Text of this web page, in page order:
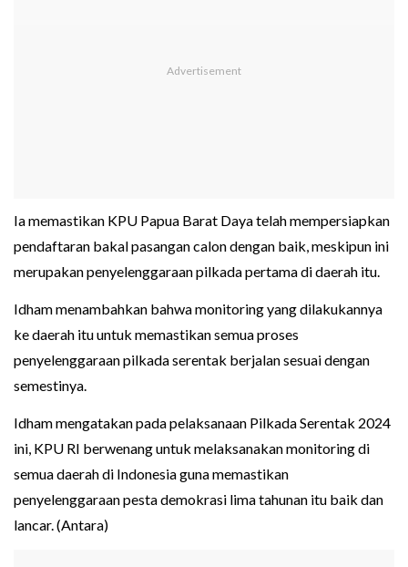
Ia memastikan KPU Papua Barat Daya telah mempersiapkan
pendaftaran bakal pasangan calon dengan baik, meskipun ini
merupakan penyelenggaraan pilkada pertama di daerah itu.
Idham menambahkan bahwa monitoring yang dilakukannya
ke daerah itu untuk memastikan semua proses
penyelenggaraan pilkada serentak berjalan sesuai dengan
semestinya.
Idham mengatakan pada pelaksanaan Pilkada Serentak 2024
ini, KPU RI berwenang untuk melaksanakan monitoring di
semua daerah di Indonesia guna memastikan
penyelenggaraan pesta demokrasi lima tahunan itu baik dan
lancar. (Antara)